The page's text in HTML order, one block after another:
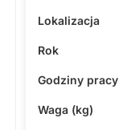
Lokalizacja
Rok
Godziny pracy
Waga (kg)